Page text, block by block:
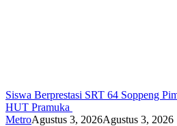
Siswa Berprestasi SRT 64 Soppeng
HUT Pramuka
MetroAgustus 3, 2026Agustus 3, 2026